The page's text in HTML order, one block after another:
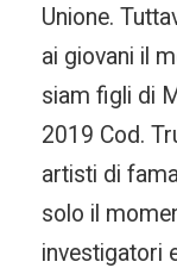
Unione.
ai giovani il
siam figli di
2019 Cod.
artisti di
solo il
investigatori